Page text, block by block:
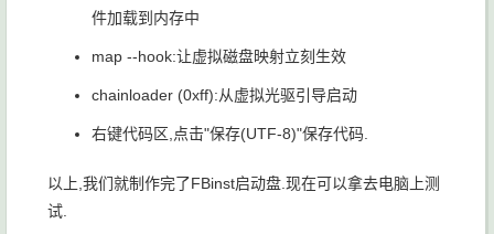
件加载到内存中
map --hook:让虚拟磁盘映射立刻生效
chainloader (0xff):从虚拟光驱引导启动
右键代码区,点击"保存(UTF-8)"保存代码.
以上,我们就制作完了FBinst启动盘.现在可以拿去电脑上测
试.